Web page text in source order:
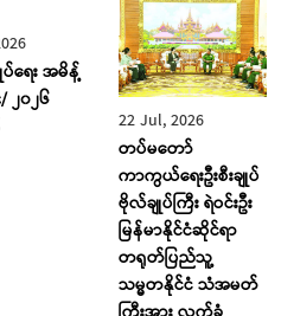
22 Jul, 2026
တပ်မတော်
ကာကွယ်ရေးဦးစီးချုပ်
ဗိုလ်ချုပ်ကြီး ရဲဝင်းဦး
မြန်မာနိုင်ငံဆိုင်ရာ
တရုတ်ပြည်သူ့
သမ္မတနိုင်ငံ သံအမတ်